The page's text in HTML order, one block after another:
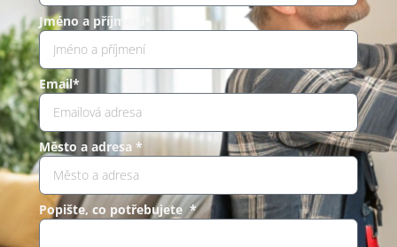
Jméno a příjmení*
Email*
Město a adresa *
Popište, co potřebujete *